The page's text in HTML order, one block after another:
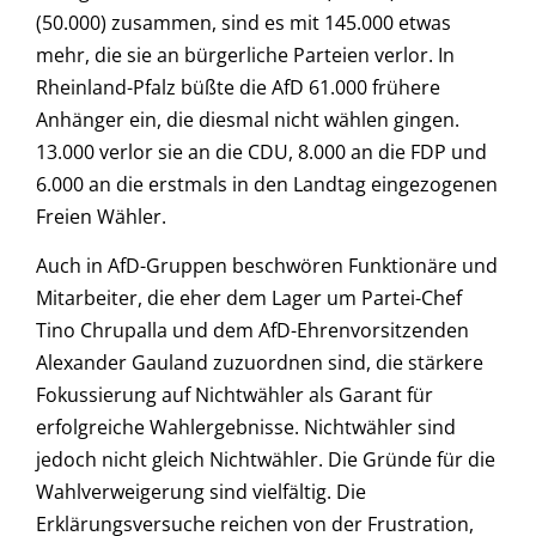
(50.000) zusammen, sind es mit 145.000 etwas
mehr, die sie an bürgerliche Parteien verlor. In
Rheinland-Pfalz büßte die AfD 61.000 frühere
Anhänger ein, die diesmal nicht wählen gingen.
13.000 verlor sie an die CDU, 8.000 an die FDP und
6.000 an die erstmals in den Landtag eingezogenen
Freien Wähler.
Auch in AfD-Gruppen beschwören Funktionäre und
Mitarbeiter, die eher dem Lager um Partei-Chef
Tino Chrupalla und dem AfD-Ehrenvorsitzenden
Alexander Gauland zuzuordnen sind, die stärkere
Fokussierung auf Nichtwähler als Garant für
erfolgreiche Wahlergebnisse. Nichtwähler sind
jedoch nicht gleich Nichtwähler. Die Gründe für die
Wahlverweigerung sind vielfältig. Die
Erklärungsversuche reichen von der Frustration,